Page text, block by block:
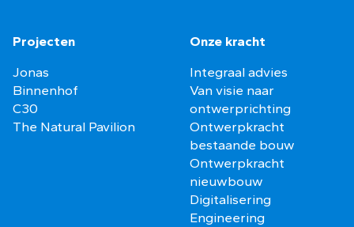
Projecten
Jonas
Binnenhof
C30
The Natural Pavilion
Onze kracht
Integraal advies
Van visie naar
ontwerprichting
Ontwerpkracht
bestaande bouw
Ontwerpkracht
nieuwbouw
Digitalisering
Engineering